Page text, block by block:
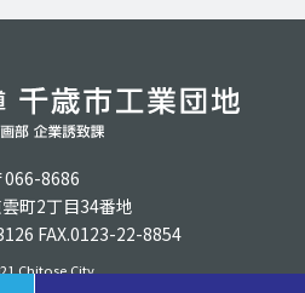
066-8686
町2丁目34番地
FAX.0123-22-8854
Chitose City